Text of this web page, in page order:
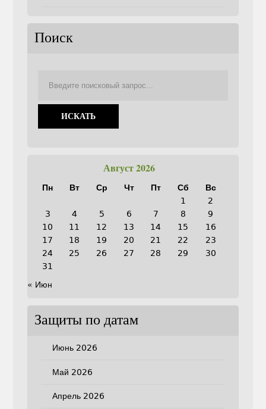
Поиск
Август 2026
Пн Вт Ср Чт Пт Сб
Вс
1
2
3
4 5 6 7 8
9
10
11 12 13 14 15
16
17
18 19 20 21 22
23
24
25 26 27 28 29
30
31
« Июн
Защиты по датам
Июнь 2026
Май 2026
Апрель 2026